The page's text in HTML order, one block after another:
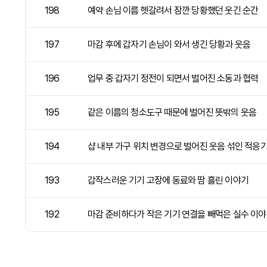
198 예약 손님 이름 헷갈려서 잠깐 당황했던 웃긴 순간
197 마감 후에 갑자기 손님이 와서 생긴 당황과 웃음
196 업무 중 갑자기 정전이 되면서 벌어진 소동과 협력
195 같은 이름의 청소도구 때문에 벌어진 뜻밖의 웃음
194 샵 내부 가구 위치 변경으로 벌어진 웃음 섞인 적응
193 갑작스러운 기기 고장에 동료와 땀 흘린 이야기
192 마감 준비하다가 작은 기기 연결을 빼먹은 실수 이